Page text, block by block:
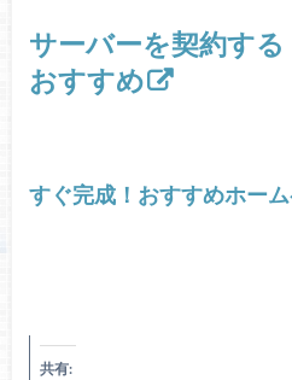
サーバーを契約す
おすすめ
すぐ完成！おすすめホー
共有: